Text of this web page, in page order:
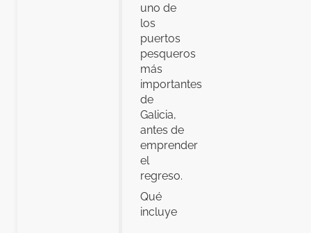
uno de
los
puertos
pesqueros
más
importantes
de
Galicia,
antes de
emprender
el
regreso.
Qué
incluye